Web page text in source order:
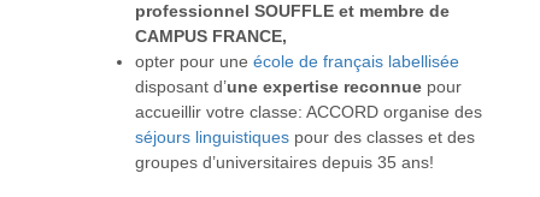
professionnel SOUFFLE et membre de
CAMPUS FRANCE,
opter pour une école de français labellisée
disposant d’une expertise reconnue pour
accueillir votre classe: ACCORD organise des
séjours linguistiques pour des classes et des
groupes d’universitaires depuis 35 ans!